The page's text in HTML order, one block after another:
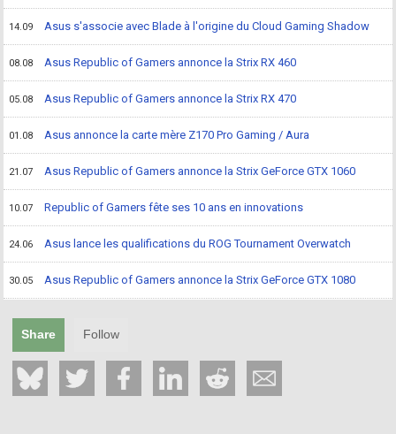
14.09 Asus s'associe avec Blade à l'origine du Cloud Gaming Shadow
08.08 Asus Republic of Gamers annonce la Strix RX 460
05.08 Asus Republic of Gamers annonce la Strix RX 470
01.08 Asus annonce la carte mère Z170 Pro Gaming / Aura
21.07 Asus Republic of Gamers annonce la Strix GeForce GTX 1060
10.07 Republic of Gamers fête ses 10 ans en innovations
24.06 Asus lance les qualifications du ROG Tournament Overwatch
30.05 Asus Republic of Gamers annonce la Strix GeForce GTX 1080
Share Follow